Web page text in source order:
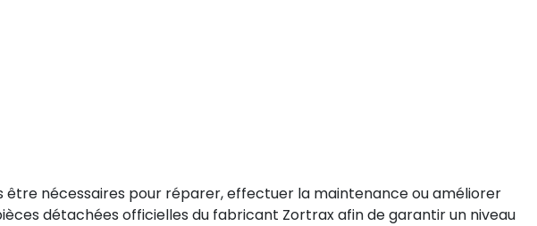
être nécessaires pour réparer, effectuer la maintenance ou améliorer
détachées officielles du fabricant Zortrax afin de garantir un niveau